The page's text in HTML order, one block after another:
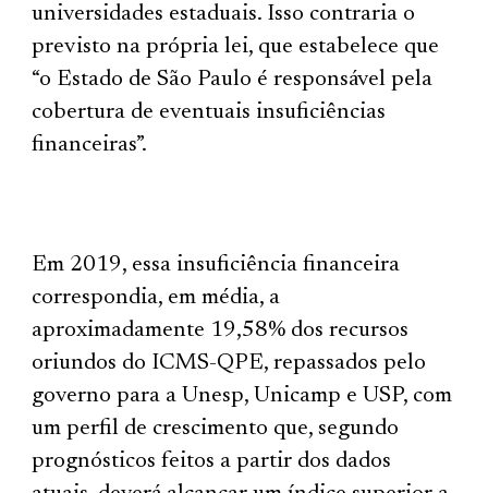
universidades estaduais. Isso contraria o
previsto na própria lei, que estabelece que
“o Estado de São Paulo é responsável pela
cobertura de eventuais insuficiências
financeiras”.
Em 2019, essa insuficiência financeira
correspondia, em média, a
aproximadamente 19,58% dos recursos
oriundos do ICMS-QPE, repassados pelo
governo para a Unesp, Unicamp e USP, com
um perfil de crescimento que, segundo
prognósticos feitos a partir dos dados